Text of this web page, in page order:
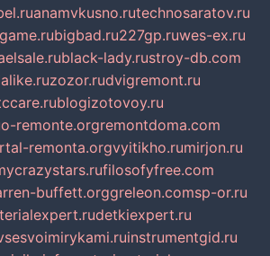
anamvkusno.rutechnosaratov.ru
bigbad.ru227gp.ruwes-ex.ru
black-lady.rustroy-db.com
zozor.rudvigremont.ru
blogizotovoy.ru
o-remonte.orgremontdoma.com
remonta.orgvyitikho.rumirjon.ru
filosofyfree.com
buffett.orggreleon.comsp-or.ru
detkiexpert.ru
instrumentgid.ru